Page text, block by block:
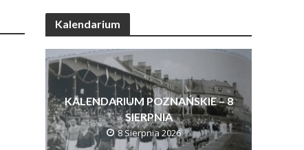
Kalendarium
KALENDARIUM POZNAŃSKIE – 8
SIERPNIA
8 Sierpnia 2026